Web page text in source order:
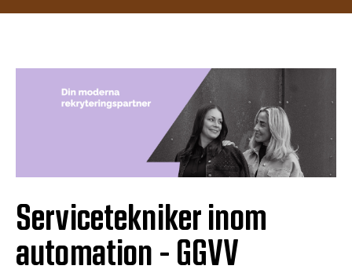
Servicetekniker inom
automation - GGVV